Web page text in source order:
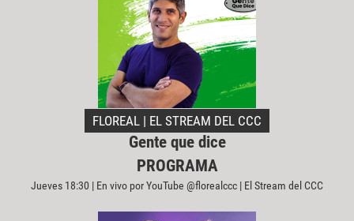
FLOREAL | EL STREAM DEL CCC
Gente que dice
PROGRAMA
Jueves 18:30 | En vivo por YouTube @florealccc | El Stream del CCC